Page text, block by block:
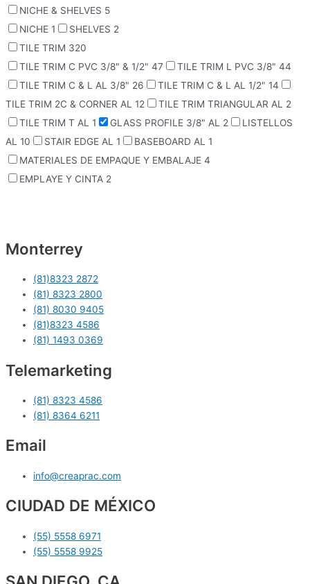
NICHE & SHELVES 5
NICHE 1 SHELVES 2
TILE TRIM 320
TILE TRIM C PVC 3/8" & 1/2" 47 TILE TRIM L PVC 3/8" 44
TILE TRIM C & L AL 3/8" 26 TILE TRIM C & L AL 1/2" 14
TILE TRIM 2C & CORNER AL 12 TILE TRIM TRIANGULAR AL 2
TILE TRIM T AL 1 GLASS PROFILE 3/8" AL 2
LISTELLOS
AL 10 STAIR EDGE AL 1 BASEBOARD AL 1
MATERIALES DE EMPAQUE Y EMBALAJE 4
EMPLAYE Y CINTA 2
Monterrey
(81)8323 2872
(81) 8323 2800
(81) 8030 9405
(81)8323 4586
(81) 1493 0369
Telemarketing
(81) 8323 4586
(81) 8364 6211
Email
info@creaprac.com
CIUDAD DE MÉXICO
(55) 5558 6971
(55) 5558 9925